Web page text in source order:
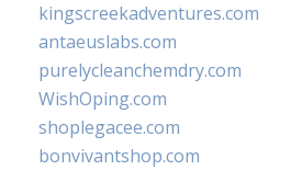
kingscreekadventures.com
antaeuslabs.com
purelycleanchemdry.com
WishOping.com
shoplegacee.com
bonvivantshop.com